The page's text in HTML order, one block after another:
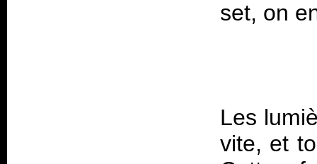
Les
vite, et